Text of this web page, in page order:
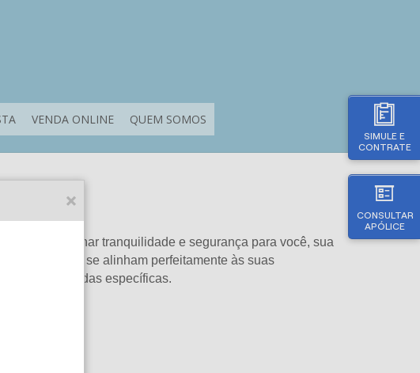
SIMULE E
CONTRATE
CONSULTAR
APÓLICE
VENDA ONLINE QUEM SOMOS
proporcionar tranquilidade e segurança para você, sua
medida que se alinham perfeitamente às suas
suas demandas específicas.